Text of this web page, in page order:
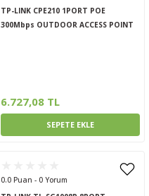
TP-LINK CPE210 1PORT POE
300Mbps OUTDOOR ACCESS POINT
6.727,08 TL
SEPETE EKLE
0.0 Puan - 0 Yorum